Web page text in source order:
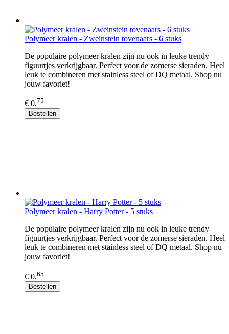
Polymeer kralen - Zweinstein tovenaars - 6 stuks
De populaire polymeer kralen zijn nu ook in leuke trendy
figuurtjes verkrijgbaar. Perfect voor de zomerse sieraden. Heel
leuk te combineren met stainless steel of DQ metaal. Shop nu
jouw favoriet!
€ 0,75
Bestellen
Polymeer kralen - Harry Potter - 5 stuks
De populaire polymeer kralen zijn nu ook in leuke trendy
figuurtjes verkrijgbaar. Perfect voor de zomerse sieraden. Heel
leuk te combineren met stainless steel of DQ metaal. Shop nu
jouw favoriet!
€ 0,65
Bestellen